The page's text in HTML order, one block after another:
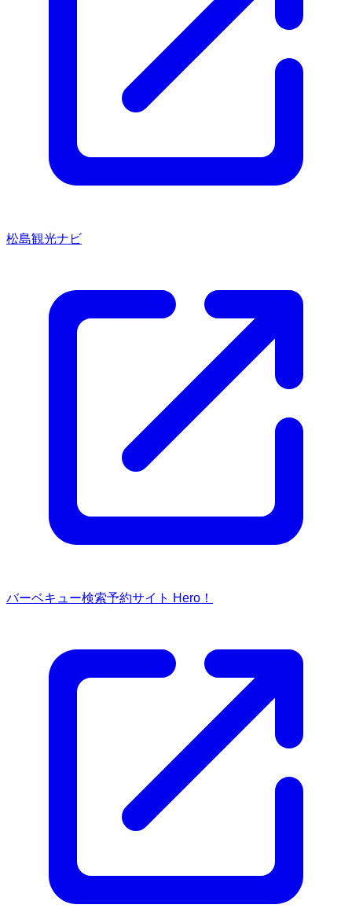
松島観光ナビ
バーベキュー検索予約サイト Hero！